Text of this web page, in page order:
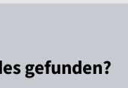
gefunden?